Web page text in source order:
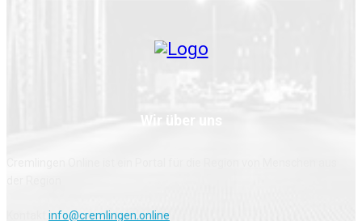
Wir über uns
info@cremlingen.online